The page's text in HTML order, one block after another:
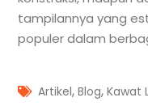
tampilannya yang
populer dalam
Artikel,Blog,Kawat